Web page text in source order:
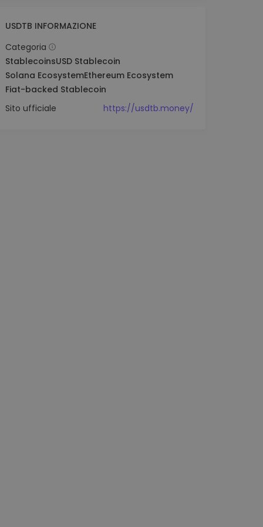
USDTB INFORMAZIONE
Categoria
StablecoinsUSD Stablecoin
Solana EcosystemEthereum Ecosystem
Fiat-backed Stablecoin
Sito ufficiale
https://usdtb.money/